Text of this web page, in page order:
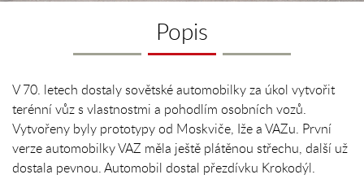
Popis
V 70. letech dostaly sovětské automobilky za úkol vytvořit
terénní vůz s vlastnostmi a pohodlím osobních vozů.
Vytvořeny byly prototypy od Moskviče, Iže a VAZu. První
verze automobilky VAZ měla ještě plátěnou střechu, další už
dostala pevnou. Automobil dostal přezdívku Krokodýl.